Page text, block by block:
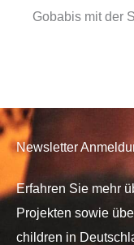
Gobabis mit der
Newsletter
Erfahren Sie mehr
Projekten sowie
children in